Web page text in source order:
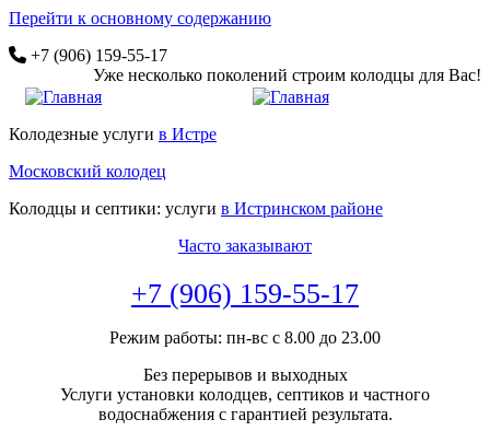
Перейти к основному содержанию
+7 (906) 159-55-17
Уже несколько поколений строим колодцы для Вас!
Колодезные услуги в Истре
Московский колодец
Колодцы и септики: услуги в Истринском районе
Часто заказывают
+7 (906) 159-55-17
Режим работы: пн-вс с 8.00 до 23.00
Без перерывов и выходных
Услуги установки колодцев, септиков и частного
водоснабжения с гарантией результата.